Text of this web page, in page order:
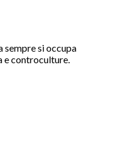
sempre si occupa
e controculture.